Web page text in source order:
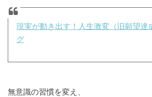
現実が動き出す！人生激変（旧願望達
グ
無意識の習慣を変え、